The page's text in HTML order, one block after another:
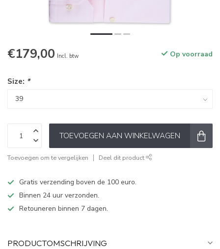
€179,00 Incl. btw Op voorraad
Size: *
TOEVOEGEN AAN WINKELWAGEN
Toevoegen om te vergelijken Deel dit product
Gratis verzending boven de 100 euro.
Binnen 24 uur verzonden.
Retouneren binnen 7 dagen.
PRODUCTOMSCHRIJVING